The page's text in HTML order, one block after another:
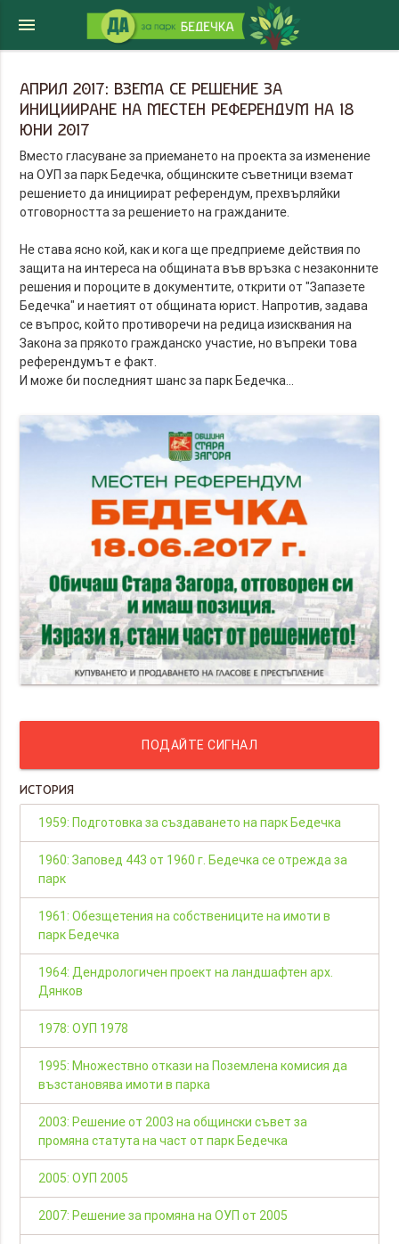
menu
АПРИЛ 2017: ВЗЕМА СЕ РЕШЕНИЕ ЗА
ИНИЦИИРАНЕ НА МЕСТЕН РЕФЕРЕНДУМ НА 18
ЮНИ 2017
Вместо гласуване за приемането на проекта за изменение
на ОУП за парк Бедечка, общинските съветници вземат
решението да инициират референдум, прехвърляйки
отговорността за решението на гражданите.
Не става ясно кой, как и кога ще предприеме действия по
защита на интереса на общината във връзка с незаконните
решения и пороците в документите, открити от "Запазете
Бедечка" и наетият от общината юрист. Напротив, задава
се въпрос, който противоречи на редица изисквания на
Закона за прякото гражданско участие, но въпреки това
референдумът е факт.
И може би последният шанс за парк Бедечка...
ПОДАЙТЕ СИГНАЛ
ИСТОРИЯ
1959: Подготовка за създаването на парк Бедечка
1960: Заповед 443 от 1960 г. Бедечка се отрежда за
парк
1961: Обезщетения на собствениците на имоти в
парк Бедечка
1964: Дендрологичен проект на ландшафтен арх.
Дянков
1978: ОУП 1978
1995: Множествно откази на Поземлена комисия да
възстановява имоти в парка
2003: Решение от 2003 на общински съвет за
промяна статута на част от парк Бедечка
2005: ОУП 2005
2007: Решение за промяна на ОУП от 2005